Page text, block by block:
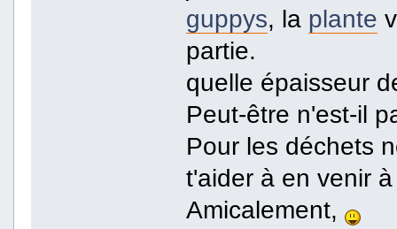
guppys, la plante
partie.
quelle épaisseur
Peut-être n'est-il
Pour les déchets
t'aider à en venir
Amicalement,